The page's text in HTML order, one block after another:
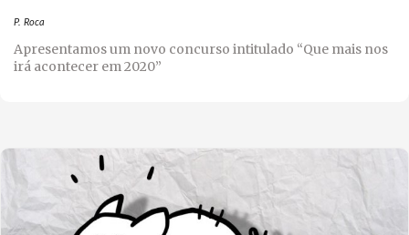
P. Roca
Apresentamos um novo concurso intitulado “Que mais nos
irá acontecer em 2020”